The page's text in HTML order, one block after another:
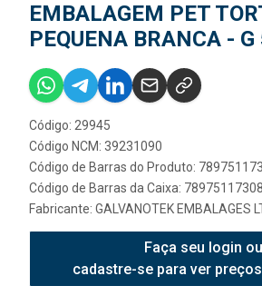
EMBALAGEM PET
PEQUENA BRANCA -
Código: 29945
Código NCM: 39231090
Código de Barras do Produto:
Código de Barras da Caixa:
Fabricante: GALVANOTEK EMBALAGES
Faça seu login ou
cadastre-se para ver